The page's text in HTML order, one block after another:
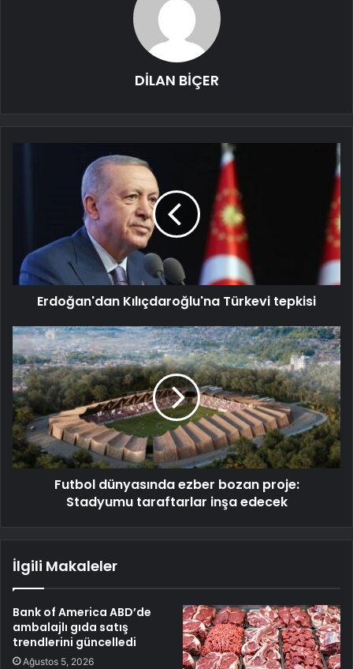
DİLAN BİÇER
Erdoğan'dan Kılıçdaroğlu'na Türkevi tepkisi
Futbol dünyasında ezber bozan proje:
Stadyumu taraftarlar inşa edecek
İlgili Makaleler
Bank of America ABD’de
ambalajlı gıda satış
trendlerini güncelledi
Ağustos 5, 2026